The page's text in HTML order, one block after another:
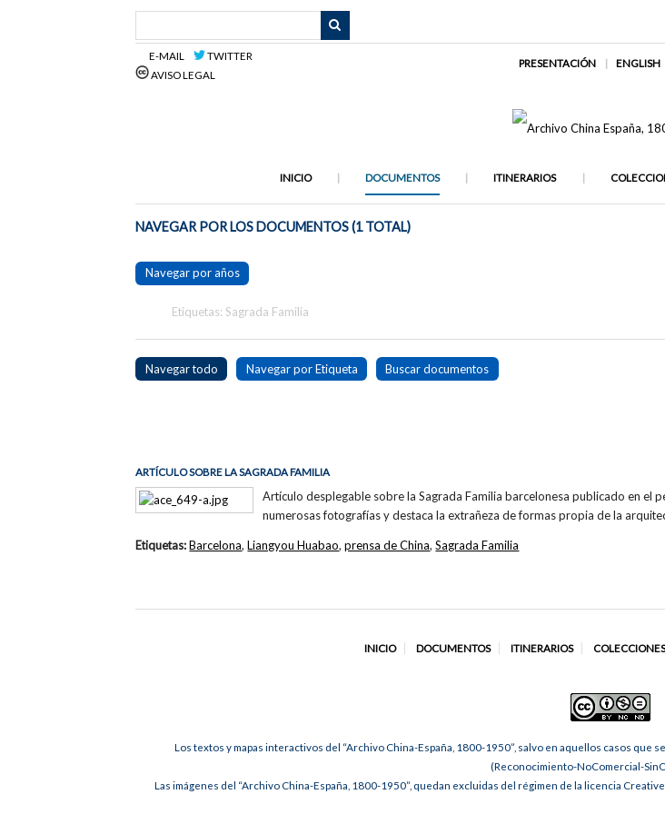
E-MAIL
TWITTER
AVISO LEGAL
PRESENTACIÓN ENGLISH
INICIO DOCUMENTOS ITINERARIOS
NAVEGAR POR LOS DOCUMENTOS (1 TOTAL)
Navegar por años
Etiquetas: Sagrada Familia
Navegar todo Navegar por Etiqueta Buscar documentos
ARTÍCULO SOBRE LA SAGRADA FAMILIA
Artículo desplegable sobre la Sagrada Familia barcelonesa publicado en el
numerosas fotografías y destaca la extrañeza de formas propia de la
Etiquetas:Barcelona,Liangyou Huabao,prensa de China,Sagrada Familia
INICIO DOCUMENTOS ITINERARIOS COLECCIONES
Los textos y mapas interactivos del “Archivo China-España, 1800-1950”, salvo en aquellos casos que
(Reconocimiento-NoComercial-
Las imágenes del “Archivo China-España, 1800-1950”, quedan excluidas del régimen de la licencia